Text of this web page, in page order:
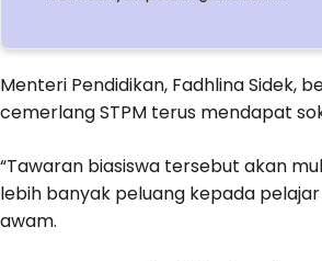
Menteri Pendidikan, Fadhlina Sidek,
cemerlang STPM terus mendapat
“Tawaran biasiswa tersebut akan
lebih banyak peluang kepada
awam.